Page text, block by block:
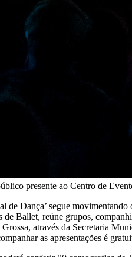
presente ao Centro de
de Dança’ segue
Ballet, reúne grupos,
através da Secretaria
as apresentações é